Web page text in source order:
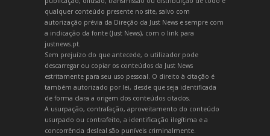
qualquer conteúdo presente no site, salvo com
autorização prévia da Direção da Just News e sempre com
a indicação da fonte (Just News), com o link para
justnews.pt.
Sem prejuízo do que antecede, o utilizador pode
descarregar ou copiar os conteúdos da Just News
estritamente para seu uso pessoal. O direito à citação é
também autorizado por lei, desde que seja identificada
de forma clara a origem dos conteúdos citados.
A usurpação, contrafação, aproveitamento do conteúdo
usurpado ou contrafeito, a identificação ilegítima e a
concorrência desleal são puníveis criminalmente.